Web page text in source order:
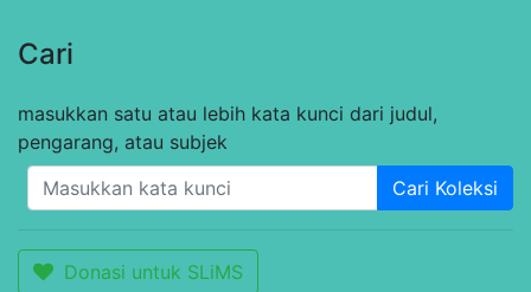
Cari
masukkan satu atau lebih kata kunci dari judul,
pengarang, atau subjek
Cari Koleksi
Donasi untuk SLiMS